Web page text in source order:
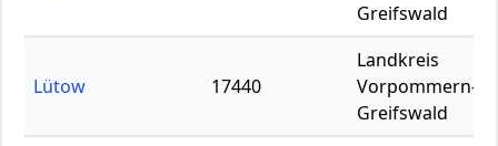
Greifswald
Lütow 17440
Landkreis
Vorpommern-
Greifswald